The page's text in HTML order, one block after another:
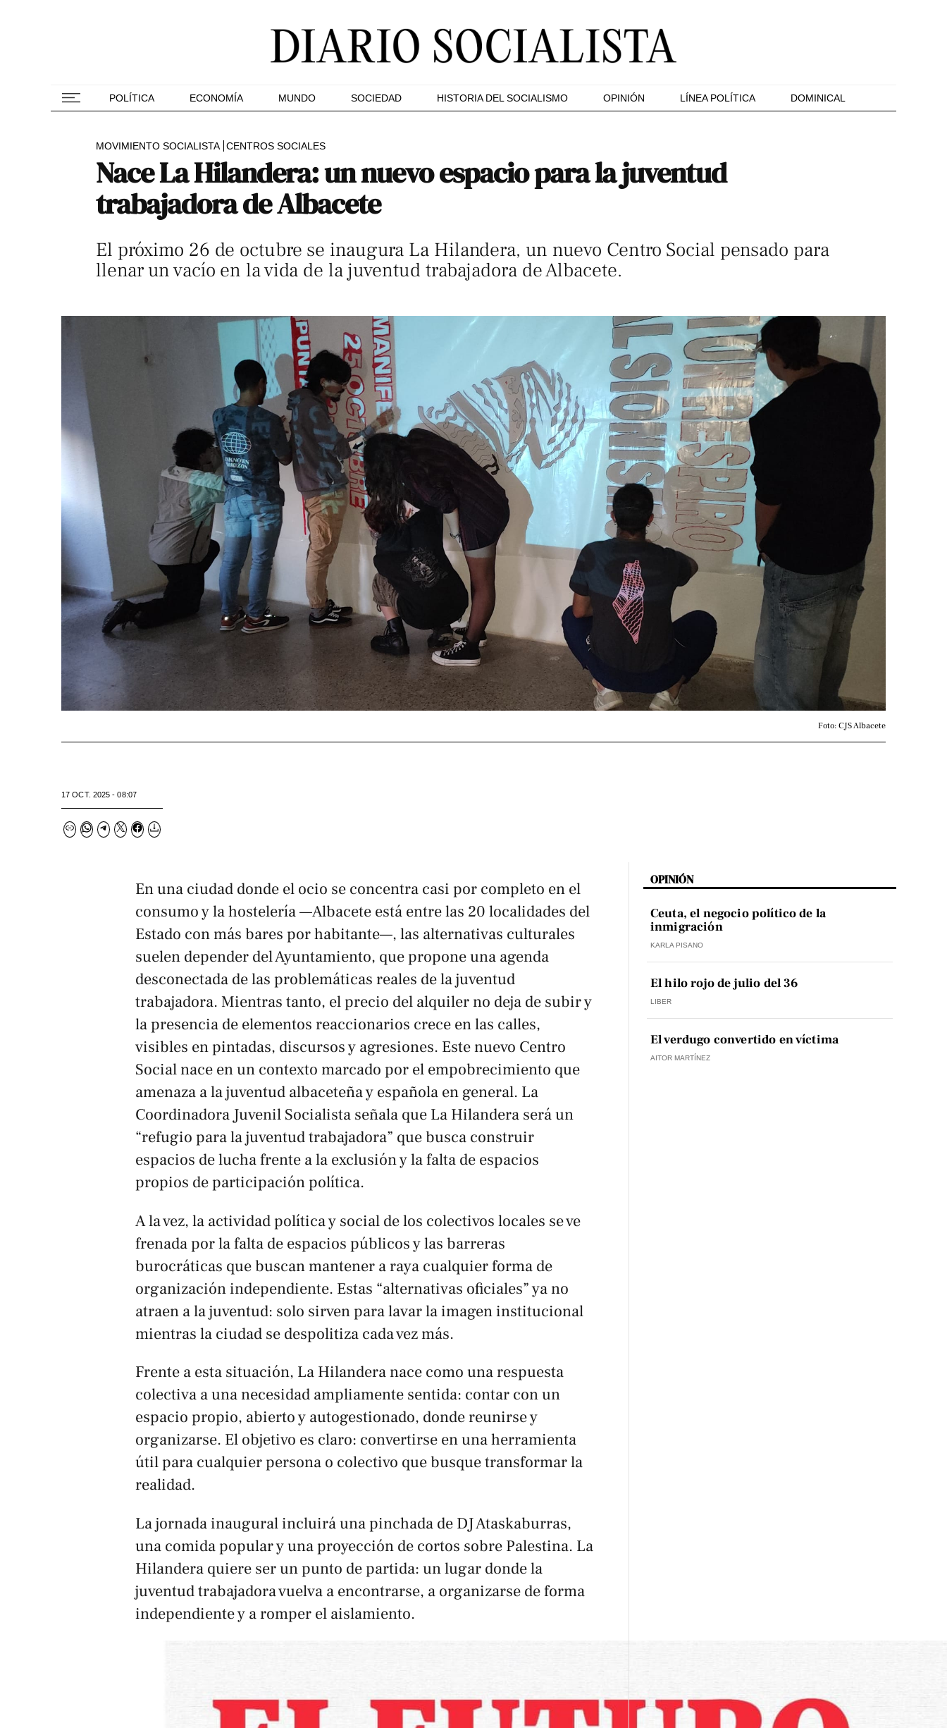
POLÍTICA ECONOMÍA MUNDO SOCIEDAD HISTORIA DEL SOCIALISMO OPINIÓN LÍNEA POLÍTICA DOMINICAL
MOVIMIENTO SOCIALISTA CENTROS SOCIALES
Nace La Hilandera: un nuevo espacio para la juventud
trabajadora de Albacete
El próximo 26 de octubre se inaugura La Hilandera, un nuevo Centro Social pensado para
llenar un vacío en la vida de la juventud trabajadora de Albacete.
Foto: CJS Albacete
17 OCT. 2025 - 08:07
En una ciudad donde el ocio se concentra casi por completo en el
consumo y la hostelería —Albacete está entre las 20 localidades del
Estado con más bares por habitante—, las alternativas culturales
suelen depender del Ayuntamiento, que propone una agenda
desconectada de las problemáticas reales de la juventud
trabajadora. Mientras tanto, el precio del alquiler no deja de subir y
la presencia de elementos reaccionarios crece en las calles,
visibles en pintadas, discursos y agresiones. Este nuevo Centro
Social nace en un contexto marcado por el empobrecimiento que
amenaza a la juventud albaceteña y española en general. La
Coordinadora Juvenil Socialista señala que La Hilandera será un
“refugio para la juventud trabajadora” que busca construir
espacios de lucha frente a la exclusión y la falta de espacios
propios de participación política.
A la vez, la actividad política y social de los colectivos locales se ve
frenada por la falta de espacios públicos y las barreras
burocráticas que buscan mantener a raya cualquier forma de
organización independiente. Estas “alternativas oficiales” ya no
atraen a la juventud: solo sirven para lavar la imagen institucional
mientras la ciudad se despolitiza cada vez más.
Frente a esta situación, La Hilandera nace como una respuesta
colectiva a una necesidad ampliamente sentida: contar con un
espacio propio, abierto y autogestionado, donde reunirse y
organizarse. El objetivo es claro: convertirse en una herramienta
útil para cualquier persona o colectivo que busque transformar la
realidad.
La jornada inaugural incluirá una pinchada de DJ Ataskaburras,
una comida popular y una proyección de cortos sobre Palestina. La
Hilandera quiere ser un punto de partida: un lugar donde la
juventud trabajadora vuelva a encontrarse, a organizarse de forma
independiente y a romper el aislamiento.
OPINIÓN
Ceuta, el negocio político de la
inmigración
KARLA PISANO
El hilo rojo de julio del 36
LIBER
El verdugo convertido en víctima
AITOR MARTÍNEZ